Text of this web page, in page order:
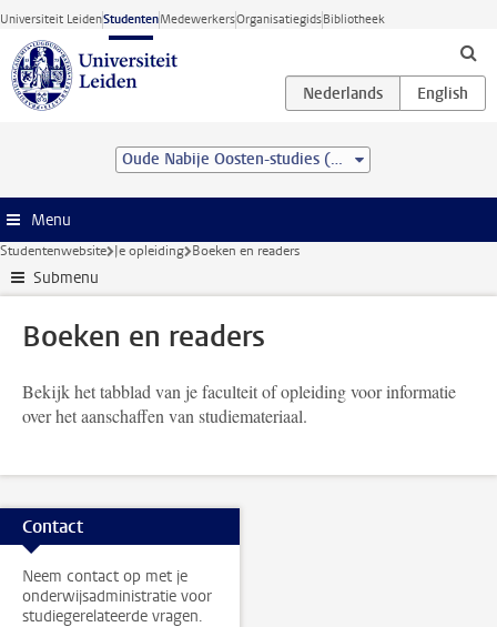
Ga direct naar de inhoud
Universiteit LeidenStudentenMedewerkersOrganisatiegidsBibliotheek
Oude Nabije Oosten-studies (BA)
Menu
Studentenwebsite Je opleiding Boeken en readers
Submenu
Boeken en readers
Bekijk het tabblad van je faculteit of opleiding voor informatie
over het aanschaffen van studiemateriaal.
Contact
Neem contact op met je
onderwijsadministratie voor
studiegerelateerde vragen.